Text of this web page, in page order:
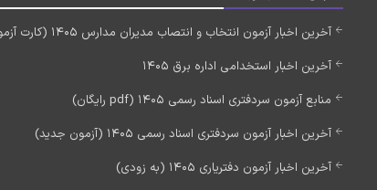
آخرین اخبار آزمون انتخاب و انتصاب مدیران مدارس 1405 (کارت آزمون)
آخرین اخبار استخدامی اداره برق 1405
منابع آزمون سردفتری اسناد رسمی 1405 (pdf رایگان)
آخرین اخبار آزمون سردفتری اسناد رسمی 1405 (آزمون جدید)
آخرین اخبار آزمون دفتریاری 1405 (به زودی)